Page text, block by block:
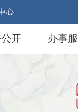
心
开 办事